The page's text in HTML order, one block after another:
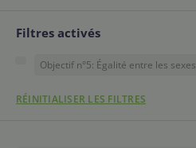
Filtres activés
Objectif n°5: Égalité entre les sexes
RÉINITIALISER LES FILTRES